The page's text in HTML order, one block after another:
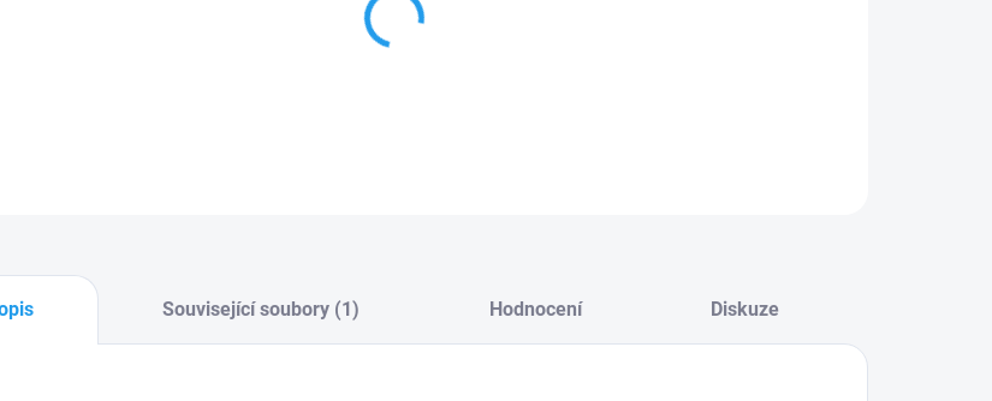
Související soubory (1) Hodnocení Diskuze